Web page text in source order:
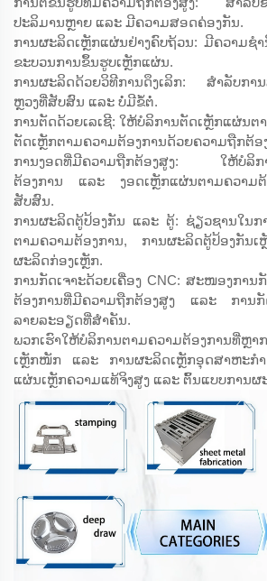
ປະລິມານຫຼາຍ ແລະ ມີຄວາມສອດຄ່ອງກັນ.
ການຜະລິດເຫຼັກແຜ່ນຢ່າງຄົບຖ້ວນ: ມີຄວາມຊ
ຂະບວນການຂຶ້ນຮູບເຫຼັກແຜ່ນ.
ການຜະລິດດ້ວຍວິທີການດຶງເລິກ: ສຳລັບການ
ຫຼວງທີ່ສັບສົນ ແລະ ບໍ່ມີຂໍ້ຕໍ່.
ການຕັດດ້ວຍເລເຊີ: ໃຫ້ບໍລິການຕັດເຫຼັກແຜ່ນຕ
ຕັດເຫຼັກຕາມຄວາມຕ້ອງການດ້ວຍຄວາມຖືກຕ້ອ
ການງອດທີ່ມີຄວາມຖືກຕ້ອງສູງ: ໃຫ້ບໍລິກາ
ຕ້ອງການ ແລະ ງອດເຫຼັກແຜ່ນຕາມຄວາມຕ້
ສັບສົນ.
ການຜະລິດຕູ້ປ້ອງກັນ ແລະ ຕູ້: ຊ່ຽວຊານໃນກ
ຕາມຄວາມຕ້ອງການ, ການຜະລິດຕູ້ປ້ອງກັ
ຜະລິດກ່ອງເຫຼັກ.
ການກັດເຈາະດ້ວຍເຄື່ອງ CNC: ສະໜອງການ
ຕ້ອງການທີ່ມີຄວາມຖືກຕ້ອງສູງ ແລະ ການກັ
ລາຍລະອຽດທີ່ສຳຄັນ.
ພວກເຮົາໃຫ້ບໍລິການຕາມຄວາມຕ້ອງການທີ່ຫຼາ
ເຫຼັກໜັກ ແລະ ການຜະລິດເຫຼັກອຸດສາຫະກຳ
ແຜ່ນເຫຼັກຄວາມແທ້ຈິງສູງ ແລະ ຕົ້ນແບບການ